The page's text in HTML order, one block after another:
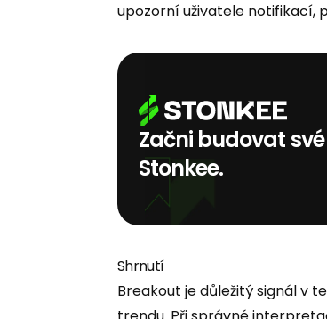
upozorní uživatele notifikací,
Začni budovat
Stonkee.
Shrnutí
Breakout je důležitý signál v